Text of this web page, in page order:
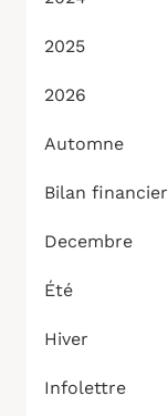
2025
2026
Automne
Bilan financier
Decembre
Été
Hiver
Infolettre